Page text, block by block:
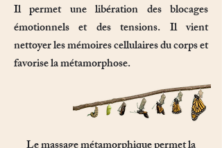
Il permet une libération des blocages
émotionnels et des tensions. Il vient
nettoyer les mémoires cellulaires du corpset
favorise la métamorphose.